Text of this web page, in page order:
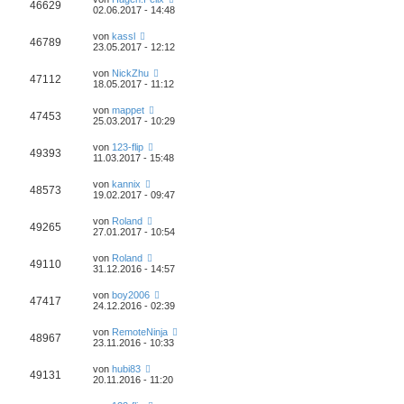
46629
02.06.2017 - 14:48
46789 von kassl
23.05.2017 - 12:12
47112 von NickZhu
18.05.2017 - 11:12
47453 von mappet
25.03.2017 - 10:29
49393 von 123-flip
11.03.2017 - 15:48
48573 von kannix
19.02.2017 - 09:47
49265 von Roland
27.01.2017 - 10:54
49110 von Roland
31.12.2016 - 14:57
47417 von boy2006
24.12.2016 - 02:39
48967 von RemoteNinja
23.11.2016 - 10:33
49131 von hubi83
20.11.2016 - 11:20